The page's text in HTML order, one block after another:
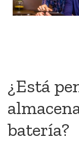
¿Está
batería?